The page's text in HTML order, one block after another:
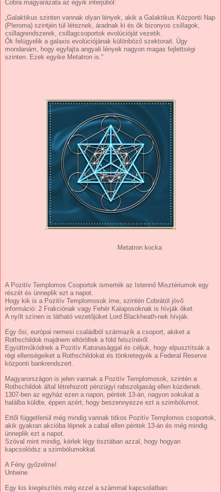
Cobra magyarázata az egyik interjúból:
„Galaktikus szinten vannak olyan lények, akik a Galaktikus Központi Nap
(Pleroma) szintjén túl léteznek, áradnak ki és ők bizonyos csillagok,
csillagrendszerek, csillagcsoportok evolúcióját vezetik.
Ők felügyelik a galaxis evolúciójának különböző szektorait. Úgy
mondanám, hogy egyfajta angyali lények nagyon magas fejlettségi
szinten. Ezek egyike Metatron is."
Metatron kocka
A Pozitív Templomos Csoportok ismerték az Istennő Misztériumok egy
részét és ünneplik ezt a napot.
Hogy kik is a Pozitív Templomosok íme, szintén Cobrától jövő
információ: 2 Frakciónak vagy Fehér Kalaposoknak is hívják őket.
A nyílt színen is látható vezetőjüket Lord Blackheath-nek hívják.
Egy ősi, európai nemesi családból származik a csoport, akiket a
Rothschildok majdnem eltöröltek a föld felszínéről.
Együttműködnek a Pozitív Katonasággal és céljuk, hogy elpusztítsák a
régi ellenségeiket a Rothschildokat és tönkretegyék a Federal Reserve
központi bankrendszert.
Magyarországon is jelen vannak a Pozitív Templomosok, szintén a
Rothschildok által létrehozott pénzügyi rabszolgaság ellen küzdenek.
1307-ben az egyház ezen a napon, péntek 13-án, nagyon sokukat a
halálba küldte, éppen azért, hogy beszennyezze ezt a szimbólumot.
Ettől függetlenül még mindig vannak titkos Pozitív Templomos csoportok,
akik gyakran akcióba lépnek a cabal ellen péntek 13-án és még mindig
ünneplik ezt a napot.
Szóval mint mindig, kérlek légy tisztában azzal, hogy hogyan
kapcsolódsz a szimbólumokkal.
A Fény győzelme!
Untwine
Egy kis kiegészítés még ezzel a számmal kapcsolatban: